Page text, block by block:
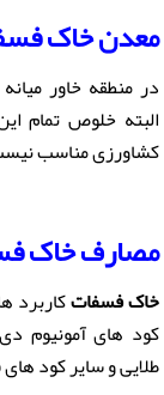
معدن خاک
در منطقه خاور
البته خلوص تمام
کشاورزی مناسب
مصارف خاک
خاک فسفاتکاربرد
کود های آمونیوم
طلایی و سایر کود